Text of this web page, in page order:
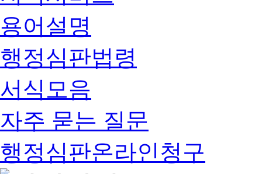
용어설명
행정심판법령
서식모음
자주 묻는 질문
행정심판온라인청구